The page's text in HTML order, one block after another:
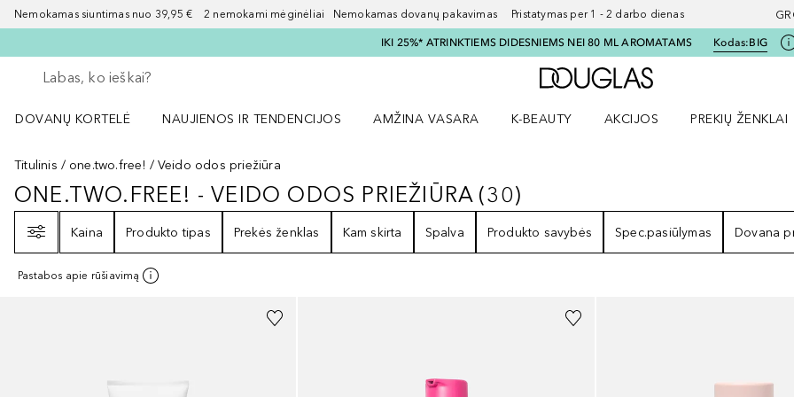
Nemokamas siuntimas nuo 39,95 € 2 nemokami mėginėliai Nemokamas dovanų pakavimas Pristatymas per 1 - 2 darbo dienas
IKI 25%* ATRINKTIEMS DIDESNIEMS NEI 80 ML AROMATAMS Kodas:BIG
Grįžk atgal
Vykdykite paiešką
Į Douglas pagrindinį
DOVANŲ KORTELĖ
NAUJIENOS IR TENDENCIJOS
AMŽINA VASARA
K-BEAUTY
AKCIJOS
PREKIŲ ŽENKLAI
Titulinis
one.two.free! Veido odos priežiūra
ONE.TWO.FREE! - VEIDO ODOS PRIEŽIŪRA30REZULTATAI
ONE.TWO.FREE! - VEIDO ODOS PRIEŽIŪRA (30)
Kaina
Produkto tipas Prekės ženklas Kam skirta Spalva Produkto savybės Spec.pasiūlymas Dovana
Pastabos apie rūšiavimą